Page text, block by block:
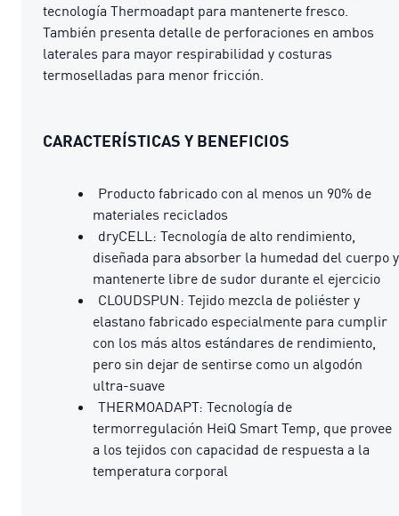
tecnología Thermoadapt para mantenerte fresco.
También presenta detalle de perforaciones en ambos
laterales para mayor respirabilidad y costuras
termoselladas para menor fricción.
CARACTERÍSTICAS Y BENEFICIOS
Producto fabricado con al menos un 90% de
materiales reciclados
dryCELL: Tecnología de alto rendimiento,
diseñada para absorber la humedad del cuerpo y
mantenerte libre de sudor durante el ejercicio
CLOUDSPUN: Tejido mezcla de poliéster y
elastano fabricado especialmente para cumplir
con los más altos estándares de rendimiento,
pero sin dejar de sentirse como un algodón
ultra-suave
THERMOADAPT: Tecnología de
termorregulación HeiQ Smart Temp, que provee
a los tejidos con capacidad de respuesta a la
temperatura corporal